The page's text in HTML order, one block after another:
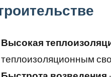
Высокая
теплоизоляционным